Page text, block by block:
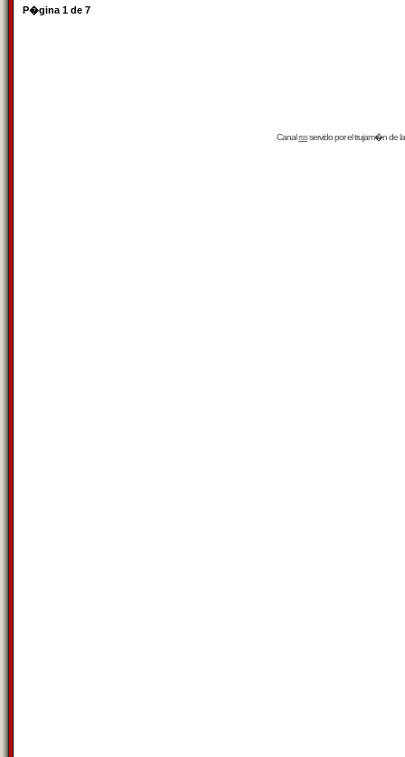
P�gina 1 de 7
Canalrssservido por eltrujam�nde